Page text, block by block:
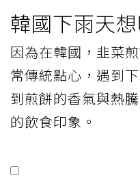
韓國下雨天
因為在韓國，韭菜
常傳統點心，遇到
到煎餅的香氣與熱
的飲食印象。